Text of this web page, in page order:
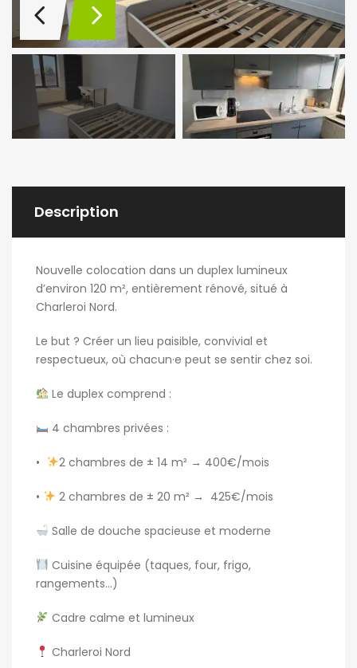
Description
Nouvelle colocation dans un duplex lumineux
d’environ 120 m², entièrement rénové, situé à
Charleroi Nord.
Le but ? Créer un lieu paisible, convivial et
respectueux, où chacun·e peut se sentir chez soi.
Le duplex comprend :
4 chambres privées :
• 2 chambres de ± 14 m² → 400€/mois
• 2 chambres de ± 20 m² → 425€/mois
Salle de douche spacieuse et moderne
Cuisine équipée (taques, four, frigo,
rangements…)
Cadre calme et lumineux
Charleroi Nord